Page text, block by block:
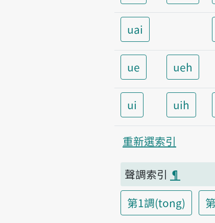
uai
ue ueh
ui uih
重新選索引
聲調索引 ¶
第1調(tong)